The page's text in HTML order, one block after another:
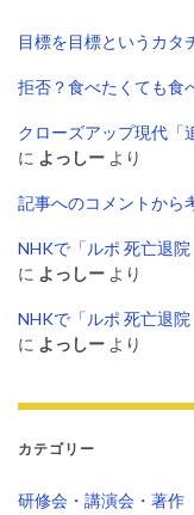
目標を目標というカタ
拒否？食べたくても食
クローズアップ現代「
に よっしー より
記事へのコメントから
NHKで「ルポ 死亡退
に よっしー より
NHKで「ルポ 死亡退
に よっしー より
カテゴリー
研修会・講演会・著作